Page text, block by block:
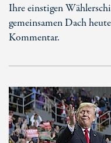
Ihre einstigen
gemeinsamen Dach
Kommentar.